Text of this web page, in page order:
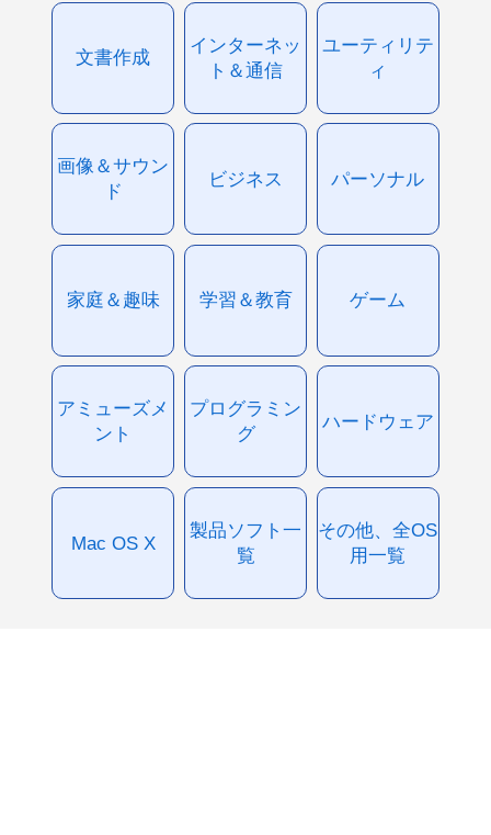
文書作成
インターネッ
ト＆通信
ユーティリテ
ィ
画像＆サウン
ド
ビジネス パーソナル
家庭＆趣味 学習＆教育 ゲーム
アミューズメ
ント
プログラミン
グ
ハードウェア
Mac OS X
製品ソフト一
覧
その他、全OS
用一覧